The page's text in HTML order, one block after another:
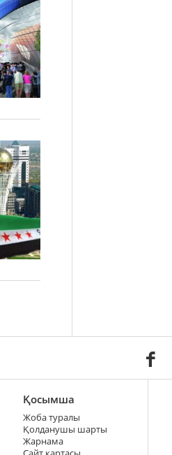
Қосымша
Жоба туралы
Қолданушы шарты
Жарнама